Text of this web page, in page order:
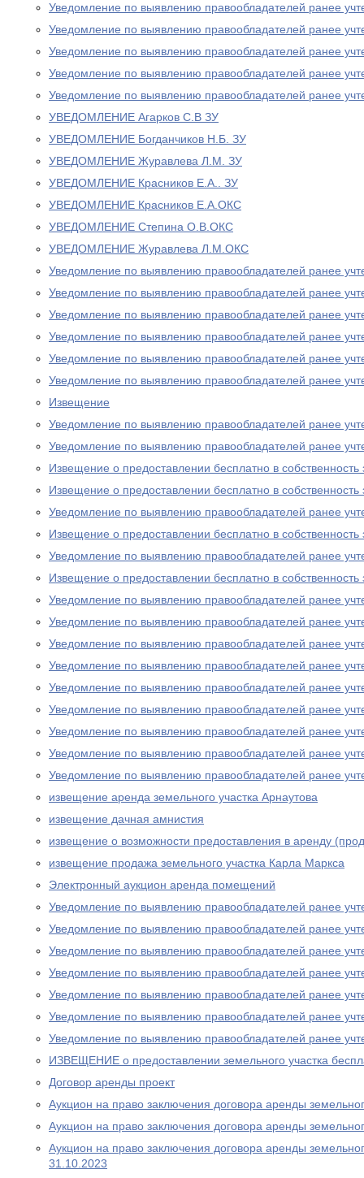
Уведомление по выявлению правообладателей ранее
Уведомление по выявлению правообладателей ранее
Уведомление по выявлению правообладателей ранее
Уведомление по выявлению правообладателей ранее
Уведомление по выявлению правообладателей ранее
УВЕДОМЛЕНИЕ Агарков С.В ЗУ
УВЕДОМЛЕНИЕ Богданчиков Н.Б. ЗУ
УВЕДОМЛЕНИЕ Журавлева Л.М. ЗУ
УВЕДОМЛЕНИЕ Красников Е.А.. ЗУ
УВЕДОМЛЕНИЕ Красников Е.А.ОКС
УВЕДОМЛЕНИЕ Степина О.В.ОКС
УВЕДОМЛЕНИЕ Журавлева Л.М.ОКС
Уведомление по выявлению правообладателей ранее
Уведомление по выявлению правообладателей ранее
Уведомление по выявлению правообладателей ранее
Уведомление по выявлению правообладателей ранее
Уведомление по выявлению правообладателей ранее
Уведомление по выявлению правообладателей ранее
Извещение
Уведомление по выявлению правообладателей ранее
Уведомление по выявлению правообладателей ранее
Извещение о предоставлении бесплатно в собственность
Извещение о предоставлении бесплатно в собственность
Уведомление по выявлению правообладателей ранее
Извещение о предоставлении бесплатно в собственность
Уведомление по выявлению правообладателей ранее
Извещение о предоставлении бесплатно в собственность
Уведомление по выявлению правообладателей ранее
Уведомление по выявлению правообладателей ранее
Уведомление по выявлению правообладателей ранее
Уведомление по выявлению правообладателей ранее
Уведомление по выявлению правообладателей ранее
Уведомление по выявлению правообладателей ранее
Уведомление по выявлению правообладателей ранее
Уведомление по выявлению правообладателей ранее
Уведомление по выявлению правообладателей ранее
извещение аренда земельного участка Арнаутова
извещение дачная амнистия
извещение о возможности предоставления в аренду
извещение продажа земельного участка Карла Маркса
Электронный аукцион аренда помещений
Уведомление по выявлению правообладателей ранее
Уведомление по выявлению правообладателей ранее
Уведомление по выявлению правообладателей ранее
Уведомление по выявлению правообладателей ранее
Уведомление по выявлению правообладателей ранее
Уведомление по выявлению правообладателей ранее
Уведомление по выявлению правообладателей ранее
ИЗВЕЩЕНИЕ о предоставлении земельного участка
Договор аренды проект
Аукцион на право заключения договора аренды
Аукцион на право заключения договора аренды
Аукцион на право заключения договора аренды
31.10.2023